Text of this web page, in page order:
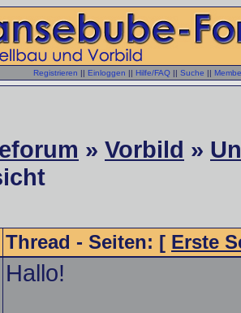
Registrieren || Einloggen || Hilfe/FAQ || Suche ||
» Vorbild »
Thread - Seiten: [ Erste
Hallo!